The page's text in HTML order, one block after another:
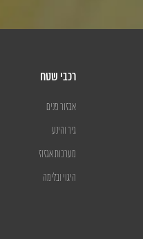
רכבי שטח
אבזור פנים
גיר והינע
מערכות אגזוז
היגוי ובלימה